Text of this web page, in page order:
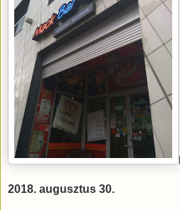
2018. augusztus 30.